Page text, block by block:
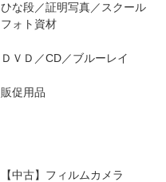
ひな段／証明写真／スクール
フォト資材
ＤＶＤ／CD／ブルーレイ
販促用品
【中古】フィルムカメラ